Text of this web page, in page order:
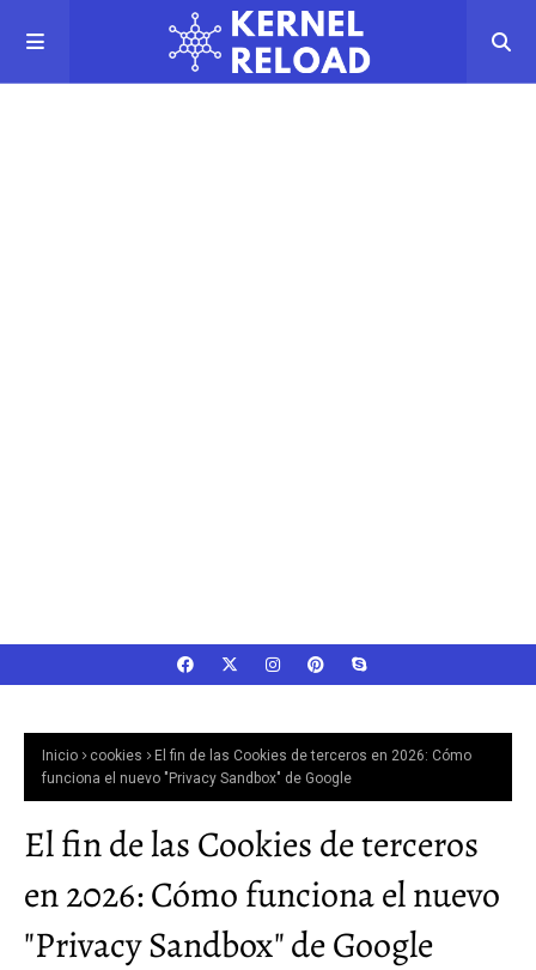
Inicio cookies
El fin de las Cookies de terceros en 2026: Cómo
funciona el nuevo "Privacy Sandbox" de Google
El fin de las Cookies de terceros
en 2026: Cómo funciona el nuevo
"Privacy Sandbox" de Google